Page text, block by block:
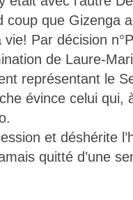
coup que Gizenga
Par décision
de Laure-
représentant le
évince celui qui,
et déshérite
quitté d’une